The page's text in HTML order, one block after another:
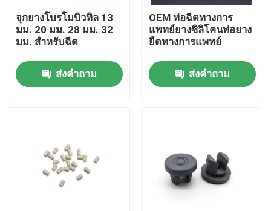
ควบคุมคุณภาพ
ขออ้าง
จุกยางทางการแพทย์
จุกยางโบรโมบิวทิล 13
มม. 20 มม. 28 มม. 32
มม. สำหรับฉีด
ส่งคำถาม
OEM ท่อฉีดทางการ
แพทย์ยางซิลิโคนท่อยาง
ยืดทางการแพทย์
ส่งคำถาม